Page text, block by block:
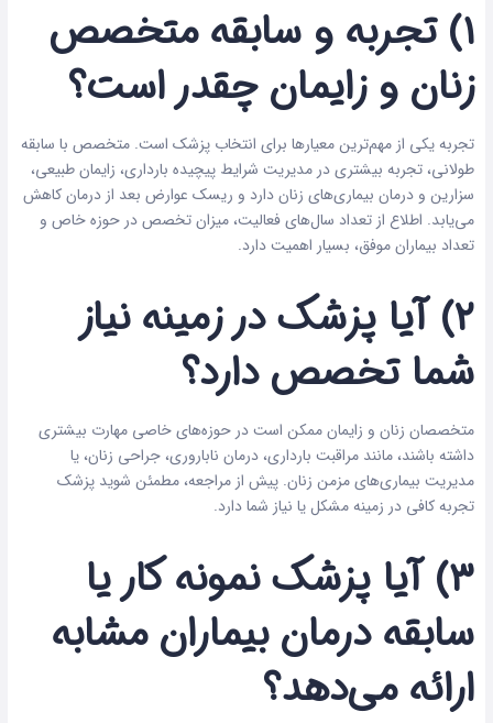
۱) تجربه و سابقه متخصص
زنان و زایمان چقدر است؟
تجربه یکی از مهم‌ترین معیارها برای انتخاب پزشک است. متخصص با سابقه
طولانی، تجربه بیشتری در مدیریت شرایط پیچیده بارداری، زایمان طبیعی،
سزارین و درمان بیماری‌های زنان دارد و ریسک عوارض بعد از درمان کاهش
می‌یابد. اطلاع از تعداد سال‌های فعالیت، میزان تخصص در حوزه خاص و
تعداد بیماران موفق، بسیار اهمیت دارد.
۲) آیا پزشک در زمینه نیاز
شما تخصص دارد؟
متخصصان زنان و زایمان ممکن است در حوزه‌های خاصی مهارت بیشتری
داشته باشند، مانند مراقبت بارداری، درمان ناباروری، جراحی زنان، یا
مدیریت بیماری‌های مزمن زنان. پیش از مراجعه، مطمئن شوید پزشک
تجربه کافی در زمینه مشکل یا نیاز شما دارد.
۳) آیا پزشک نمونه کار یا
سابقه درمان بیماران مشابه
ارائه می‌دهد؟